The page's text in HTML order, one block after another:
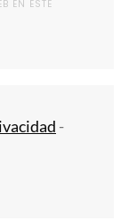
EN ESTE
-